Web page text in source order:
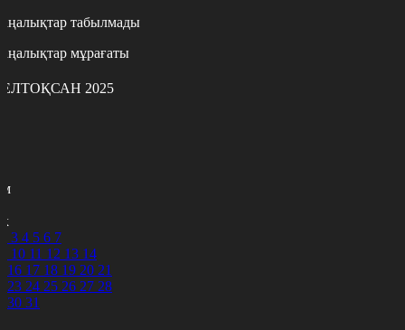
табылмады
мұрағаты
2025
3 4 5 6 7
10 11 12 13 14
16 17 18 19 20 21
23 24 25 26 27 28
30 31